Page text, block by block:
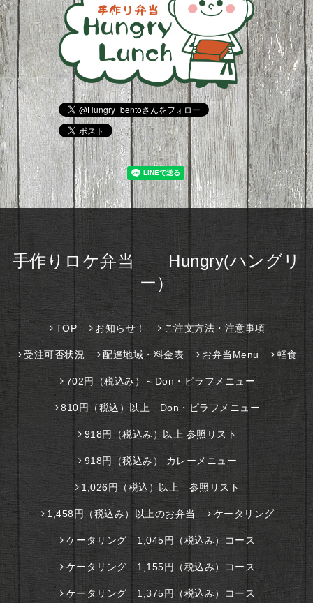
手作りロケ弁当 Hungry(ハングリ
ー）
TOP お知らせ！ ご注文方法・注意事項
受注可否状況 配達地域・料金表 お弁当Menu 軽食
702円（税込み）～Don・ピラフメニュー
810円（税込）以上 Don・ピラフメニュー
918円（税込み）以上 参照リスト
918円（税込み） カレーメニュー
1,026円（税込）以上 参照リスト
1,458円（税込み）以上のお弁当 ケータリング
ケータリング 1,045円（税込み）コース
ケータリング 1,155円（税込み）コース
ケータリング 1,375円（税込み）コース